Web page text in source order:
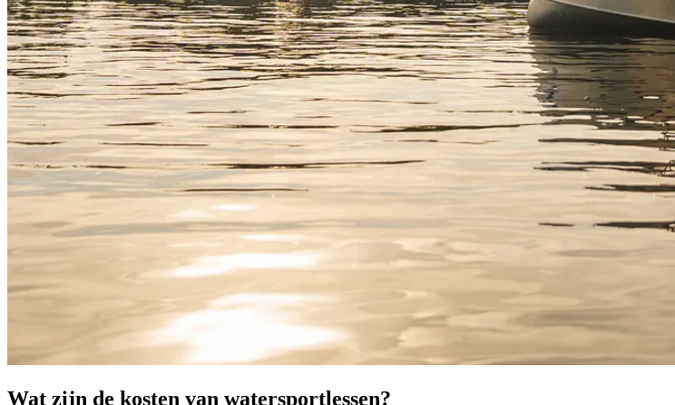
Wat zijn de kosten van watersportlessen?